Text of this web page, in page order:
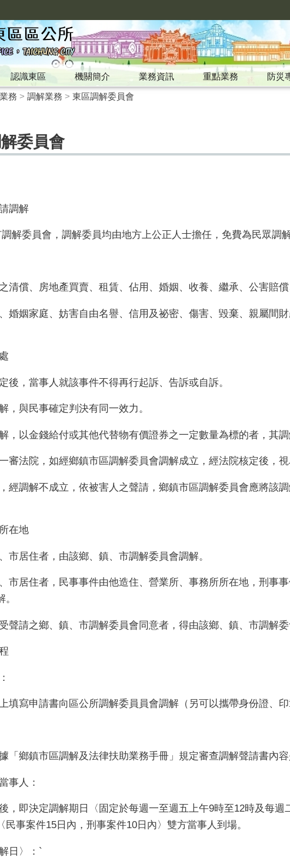
認識東區 機關簡介 業務資訊 重點業務 防災
務 > 調解業務 > 東區調解委員會
委員會
調解
解委員會，調解委員均由地方上公正人士擔任，免費為民眾調解
清償、房地產買賣、租賃、佔用、婚姻、收養、繼承、公害賠
婚姻家庭、妨害自由名譽、信用及祕密、傷害、毀棄、親屬間
後，當事人就該事件不得再行起訴、告訴或自訴。
，與民事確定判決有同一效力。
，以金錢給付或其他代替物有價證券之一定數量為標的者，其調
審法院，如經鄉鎮市區調解委員會調解成立，經法院核定後，視
經調解不成立，依被害人之聲請，鄉鎮市區調解委員會應將該
在地
市居住者，由該鄉、鎮、市調解委員會調解。
市居住者，民事事件由他造住、營業所、事務所所在地，刑事
聲請之鄉、鎮、市調解委員會同意者，得由該鄉、鎮、市調解委
填寫申請書向區公所調解委員員會調解（另可以攜帶身份證、
「鄉鎮市區調解及法律扶助業務手冊」規定審查調解聲請書內容
事人：
，即決定調解期日〈固定於每週一至週五上午9時至12時及每週
民事案件15日內，刑事案件10日內〉雙方當事人到場。
日〉：`